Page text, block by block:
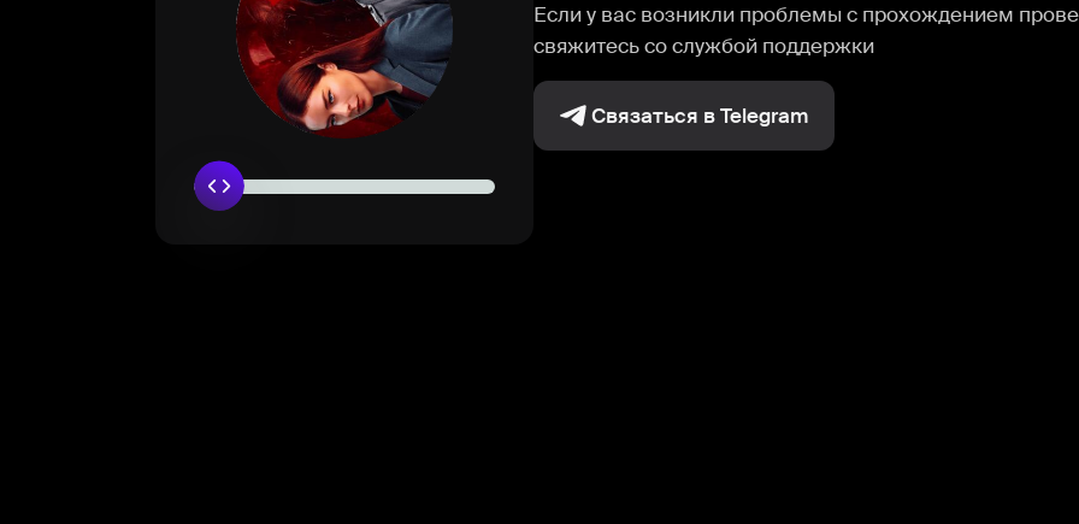
Если у вас возникли проблемы с прохождением
свяжитесь со службой поддержки
Связаться в Telegram